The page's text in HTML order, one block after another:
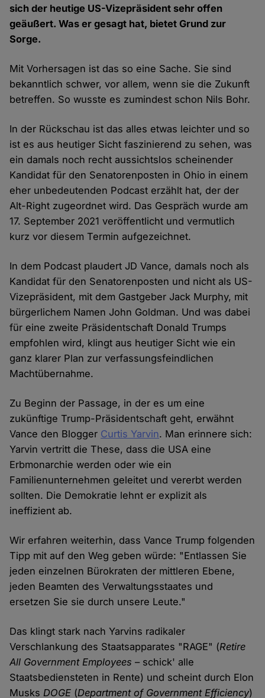
sich der heutige US-Vizepräsident sehr offen
geäußert. Was er gesagt hat, bietet Grund zur
Sorge.
Mit Vorhersagen ist das so eine Sache. Sie sind
bekanntlich schwer, vor allem, wenn sie die Zukunft
betreffen. So wusste es zumindest schon Nils Bohr.
In der Rückschau ist das alles etwas leichter und so
ist es aus heutiger Sicht faszinierend zu sehen, was
ein damals noch recht aussichtslos scheinender
Kandidat für den Senatorenposten in Ohio in einem
eher unbedeutenden Podcast erzählt hat, der der
Alt-Right zugeordnet wird. Das Gespräch wurde am
17. September 2021 veröffentlicht und vermutlich
kurz vor diesem Termin aufgezeichnet.
In dem Podcast plaudert JD Vance, damals noch als
Kandidat für den Senatorenposten und nicht als US-
Vizepräsident, mit dem Gastgeber Jack Murphy, mit
bürgerlichem Namen John Goldman. Und was dabei
für eine zweite Präsidentschaft Donald Trumps
empfohlen wird, klingt aus heutiger Sicht wie ein
ganz klarer Plan zur verfassungsfeindlichen
Machtübernahme.
Zu Beginn der Passage, in der es um eine
zukünftige Trump-Präsidentschaft geht, erwähnt
Vance den Blogger Curtis Yarvin. Man erinnere sich:
Yarvin vertritt die These, dass die USA eine
Erbmonarchie werden oder wie ein
Familienunternehmen geleitet und vererbt werden
sollten. Die Demokratie lehnt er explizit als
ineffizient ab.
Wir erfahren weiterhin, dass Vance Trump folgenden
Tipp mit auf den Weg geben würde: "Entlassen Sie
jeden einzelnen Bürokraten der mittleren Ebene,
jeden Beamten des Verwaltungsstaates und
ersetzen Sie sie durch unsere Leute."
Das klingt stark nach Yarvins radikaler
Verschlankung des Staatsapparates "RAGE" (Retire
All Government Employees – schick' alle
Staatsbediensteten in Rente) und scheint durch Elon
MusksDOGE (Department of Government Efficiency)